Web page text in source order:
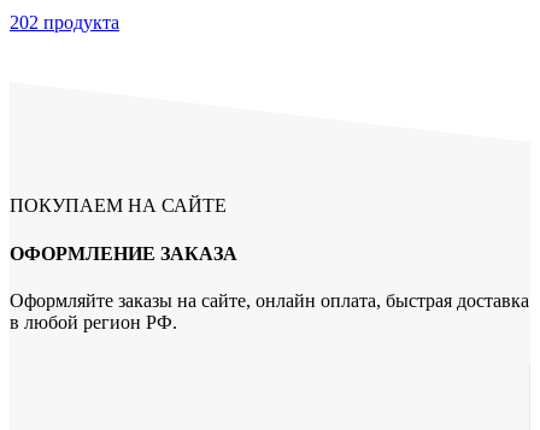
202 продукта
ПОКУПАЕМ НА САЙТЕ
ОФОРМЛЕНИЕ ЗАКАЗА
Оформляйте заказы на сайте, онлайн оплата, быстрая доставка
в любой регион РФ.